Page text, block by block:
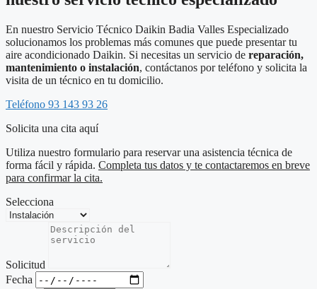
En nuestro Servicio Técnico Daikin Badia Valles Especializado
solucionamos los problemas más comunes que puede presentar tu
aire acondicionado Daikin. Si necesitas un servicio de reparación,
mantenimiento o instalación, contáctanos por teléfono y solicita la
visita de un técnico en tu domicilio.
Teléfono 93 143 93 26
Solicita una cita aquí
Utiliza nuestro formulario para reservar una asistencia técnica de
forma fácil y rápida. Completa tus datos y te contactaremos en breve
para confirmar la cita.
Selecciona
Solicitud
Fecha